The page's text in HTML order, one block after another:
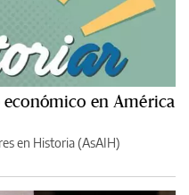
en América
en Historia (AsAIH)